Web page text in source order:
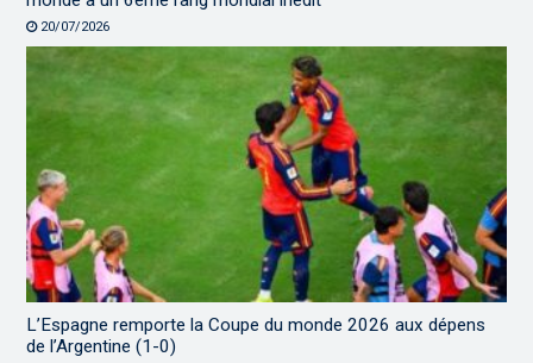
20/07/2026
L’Espagne remporte la Coupe du monde 2026 aux dépens
de l’Argentine (1-0)